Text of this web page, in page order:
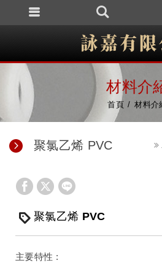
材料介
首頁 材料介
聚氯乙烯 PVC
聚氯乙烯 PVC
主要特性 :